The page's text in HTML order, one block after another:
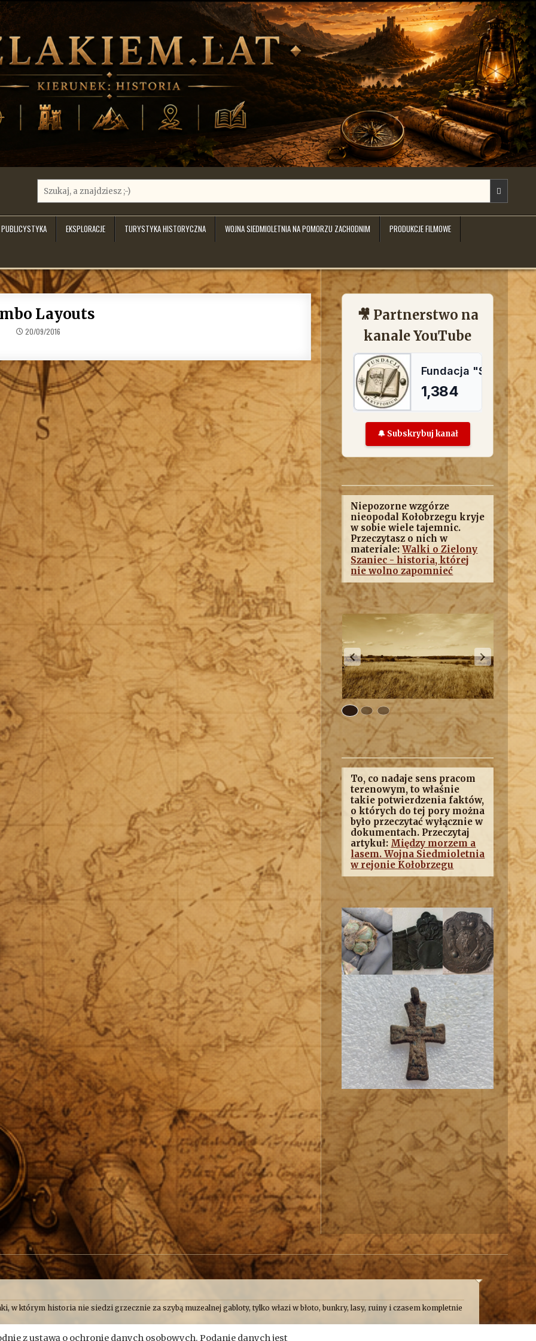
for:
PUBLICYSTYKA EKSPLORACJE TURYSTYKA HISTORYCZNA WOJNA SIEDMIOLETNIA NA POMORZU ZACHODNIM PRODUKCJE FILMOWE
Layouts
20/09/2016
🎥 Partnerstwo na
kanale YouTube
🔔 Subskrybuj kanał
Niepozorne wzgórze
nieopodal Kołobrzegu kryje
w sobie wiele tajemnic.
Przeczytasz o nich w
materiale:Walki o Zielony
Szaniec - historia, której
nie wolno zapomnieć
To, co nadaje sens pracom
terenowym, to właśnie
takie potwierdzenia faktów,
o których do tej pory można
było przeczytać wyłącznie w
dokumentach. Przeczytaj
artykuł: Między morzem a
lasem. Wojna Siedmioletnia
w rejonie Kołobrzegu
w którym historia nie siedzi grzecznie za szybą muzealnej gabloty, tylko włazi w błoto, bunkry, lasy, ruiny i czasem kompletnie
ale opisujemy też przygody naszych przyjaciół. Bywa więc, że taplamy się w bagnach, kopiemy z archeologami,
z ustawą o ochronie danych osobowych. Podanie danych jest